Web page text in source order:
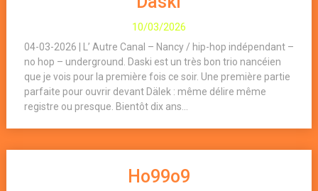
10/03/2026
04-03-2026 | L’ Autre Canal – Nancy / hip-hop indépendant –
no hop – underground. Daski est un très bon trio nancéien
que je vois pour la première fois ce soir. Une première partie
parfaite pour ouvrir devant Dälek : même délire même
registre ou presque. Bientôt dix ans...
Ho99o9